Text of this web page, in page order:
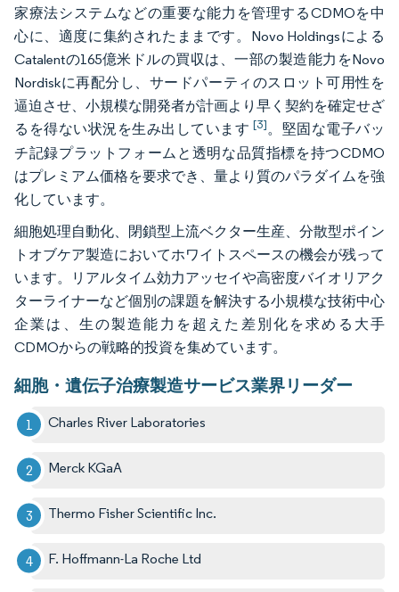
家療法システムなどの重要な能力を管理するCDMOを中
心に、適度に集約されたままです。Novo Holdingsによる
Catalentの165億米ドルの買収は、一部の製造能力をNovo
Nordiskに再配分し、サードパーティのスロット可用性を
逼迫させ、小規模な開発者が計画より早く契約を確定せざ
るを得ない状況を生み出しています [3]。堅固な電子バッ
チ記録プラットフォームと透明な品質指標を持つCDMO
はプレミアム価格を要求でき、量より質のパラダイムを強
化しています。
細胞処理自動化、閉鎖型上流ベクター生産、分散型ポイン
トオブケア製造においてホワイトスペースの機会が残って
います。リアルタイム効力アッセイや高密度バイオリアク
ターライナーなど個別の課題を解決する小規模な技術中心
企業は、生の製造能力を超えた差別化を求める大手
CDMOからの戦略的投資を集めています。
細胞・遺伝子治療製造サービス業界リーダー
Charles River Laboratories
Merck KGaA
Thermo Fisher Scientific Inc.
F. Hoffmann-La Roche Ltd